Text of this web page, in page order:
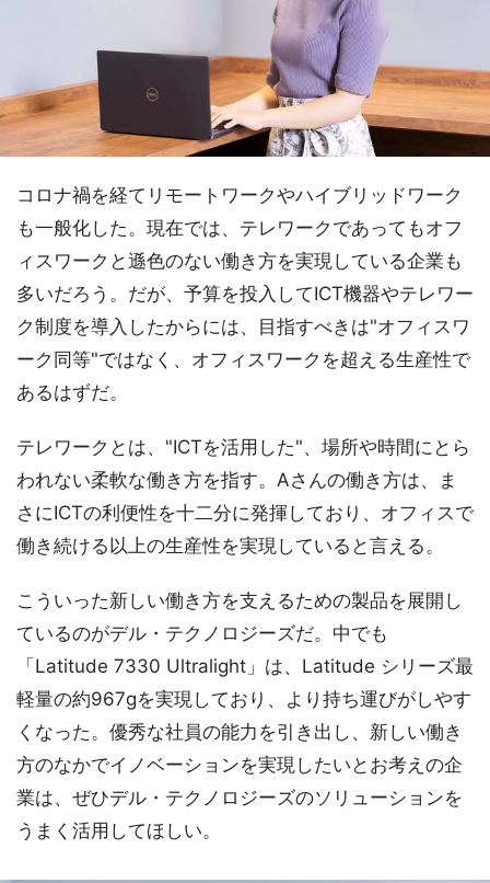
コロナ禍を経てリモートワークやハイブリッドワーク
も一般化した。現在では、テレワークであってもオフ
ィスワークと遜色のない働き方を実現している企業も
多いだろう。だが、予算を投入してICT機器やテレワー
ク制度を導入したからには、目指すべきは"オフィスワ
ーク同等"ではなく、オフィスワークを超える生産性で
あるはずだ。
テレワークとは、"ICTを活用した"、場所や時間にとら
われない柔軟な働き方を指す。Aさんの働き方は、ま
さにICTの利便性を十二分に発揮しており、オフィスで
働き続ける以上の生産性を実現していると言える。
こういった新しい働き方を支えるための製品を展開し
ているのがデル・テクノロジーズだ。中でも
「Latitude 7330 Ultralight」は、Latitude シリーズ最
軽量の約967gを実現しており、より持ち運びがしやす
くなった。優秀な社員の能力を引き出し、新しい働き
方のなかでイノベーションを実現したいとお考えの企
業は、ぜひデル・テクノロジーズのソリューションを
うまく活用してほしい。